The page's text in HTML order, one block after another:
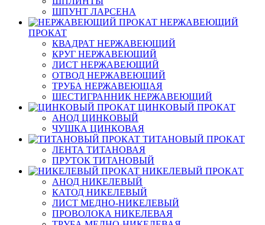
ШПУНТ ЛАРСЕНА
НЕРЖАВЕЮЩИЙ
ПРОКАТ
КВАДРАТ НЕРЖАВЕЮЩИЙ
КРУГ НЕРЖАВЕЮЩИЙ
ЛИСТ НЕРЖАВЕЮЩИЙ
ОТВОД НЕРЖАВЕЮЩИЙ
ТРУБА НЕРЖАВЕЮЩАЯ
ШЕСТИГРАННИК НЕРЖАВЕЮЩИЙ
ЦИНКОВЫЙ ПРОКАТ
АНОД ЦИНКОВЫЙ
ЧУШКА ЦИНКОВАЯ
ТИТАНОВЫЙ ПРОКАТ
ЛЕНТА ТИТАНОВАЯ
ПРУТОК ТИТАНОВЫЙ
НИКЕЛЕВЫЙ ПРОКАТ
АНОД НИКЕЛЕВЫЙ
КАТОД НИКЕЛЕВЫЙ
ЛИСТ МЕДНО-НИКЕЛЕВЫЙ
ПРОВОЛОКА НИКЕЛЕВАЯ